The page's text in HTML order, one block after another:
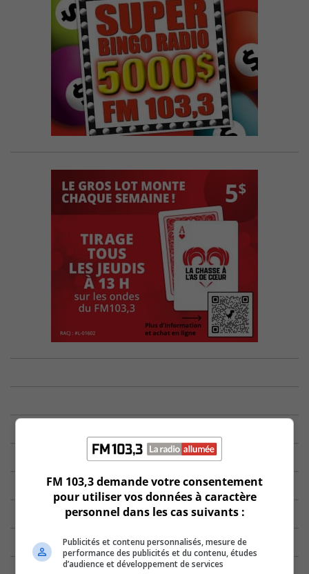
FM 103,3 demande votre consentement
pour utiliser vos données à caractère
personnel dans les cas suivants :
Publicités et contenu personnalisés, mesure de
performance des publicités et du contenu, études
d’audience et développement de services